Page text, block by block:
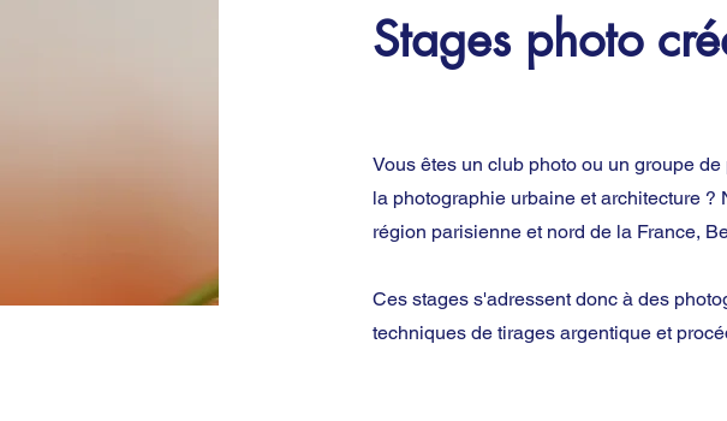
Stages photo
Vous êtes un club photo ou un groupe
la photographie urbaine et architecture
région parisienne et nord de la France,
Ces stages s'adressent donc à des
techniques de tirages argentique et